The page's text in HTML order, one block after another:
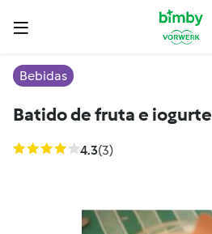
Bebidas
Batido de fruta e iogurte
4.3(3)